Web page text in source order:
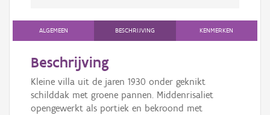
ALGEMEEN BESCHRIJVING KENMERKEN
Beschrijving
Kleine villa uit de jaren 1930 onder geknikt
schilddak met groene pannen. Middenrisaliet
opengewerkt als portiek en bekroond met